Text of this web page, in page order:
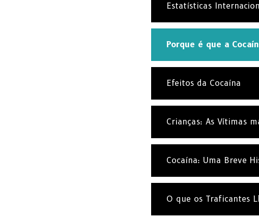
Estatísticas
Porque é que a
Efeitos da Cocaína
Crianças: As Vítimas
Cocaína: Uma Breve
O que os Traficantes